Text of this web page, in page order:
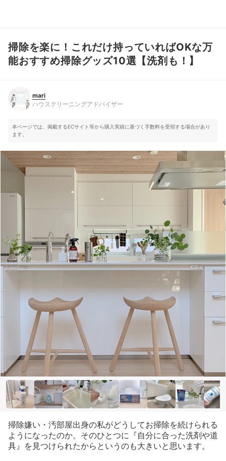
mari
ハウスクリーニングアドバイザー
掃除を楽に！これだけ持っていればOKな万
能おすすめ掃除グッズ10選【洗剤も！】
mari
ハウスクリーニングアドバイザー
本ページでは、掲載するECサイト等から購入実績に基づく手数料を受領する場合があり
ます。
掃除嫌い・汚部屋出身の私がどうしてお掃除を続けられる
ようになったのか。そのひとつに『自分に合った洗剤や道
具』を見つけられたからというのも大きいと思います。